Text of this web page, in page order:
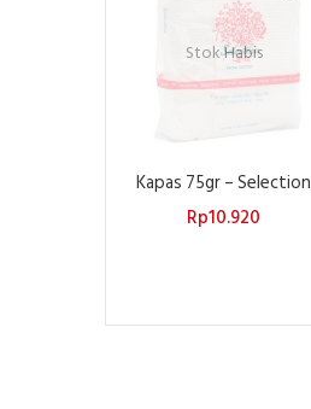
Stok Habis
Kapas 75gr – Selection
Rp10.920